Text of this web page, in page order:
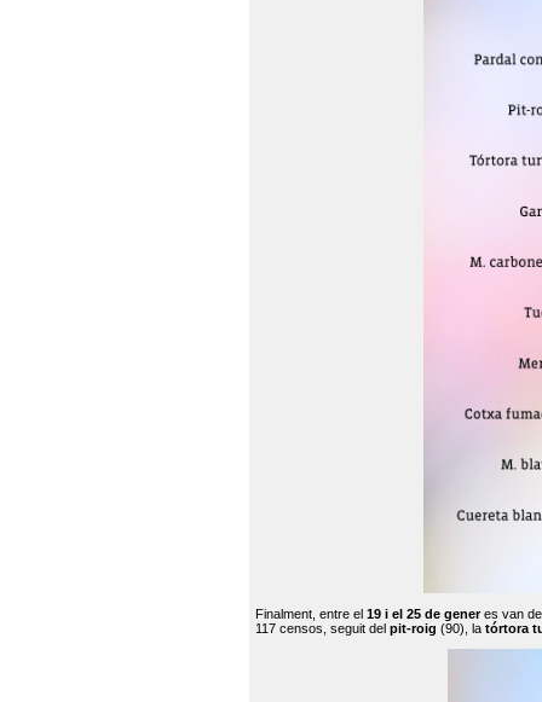
Finalment, entre el 19 i el 25 de generes van
117 censos, seguit del pit-roig (90), la tórtora